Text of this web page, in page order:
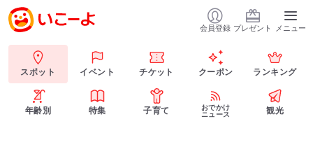
会員登録 プレゼント メニュー
スポット イベント チケット クーポン ランキング
年齢別 特集 子育て
おでかけ
ニュース
観光